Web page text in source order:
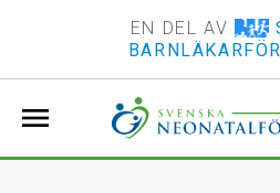
EN DEL AV
menu